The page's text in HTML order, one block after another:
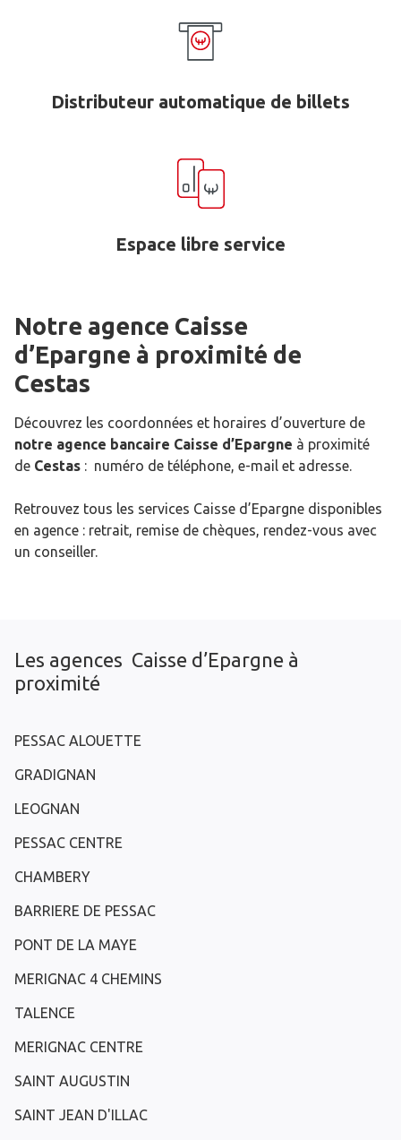
Distributeur automatique de billets
Espace libre service
Notre agence Caisse
d’Epargne à proximité de
Cestas
Découvrez les coordonnées et horaires d’ouverture de
notre agence bancaire Caisse d’Epargne à proximité
de Cestas : numéro de téléphone, e-mail et adresse.
Retrouvez tous les services Caisse d’Epargne disponibles
en agence : retrait, remise de chèques, rendez-vous avec
un conseiller.
Les agences Caisse d’Epargne à
proximité
PESSAC ALOUETTE
GRADIGNAN
LEOGNAN
PESSAC CENTRE
CHAMBERY
BARRIERE DE PESSAC
PONT DE LA MAYE
MERIGNAC 4 CHEMINS
TALENCE
MERIGNAC CENTRE
SAINT AUGUSTIN
SAINT JEAN D'ILLAC